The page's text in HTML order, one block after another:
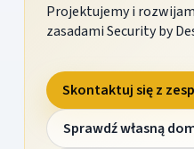
Projektujemy i
zasadami Security by
Skontaktuj się z
Sprawdź własną